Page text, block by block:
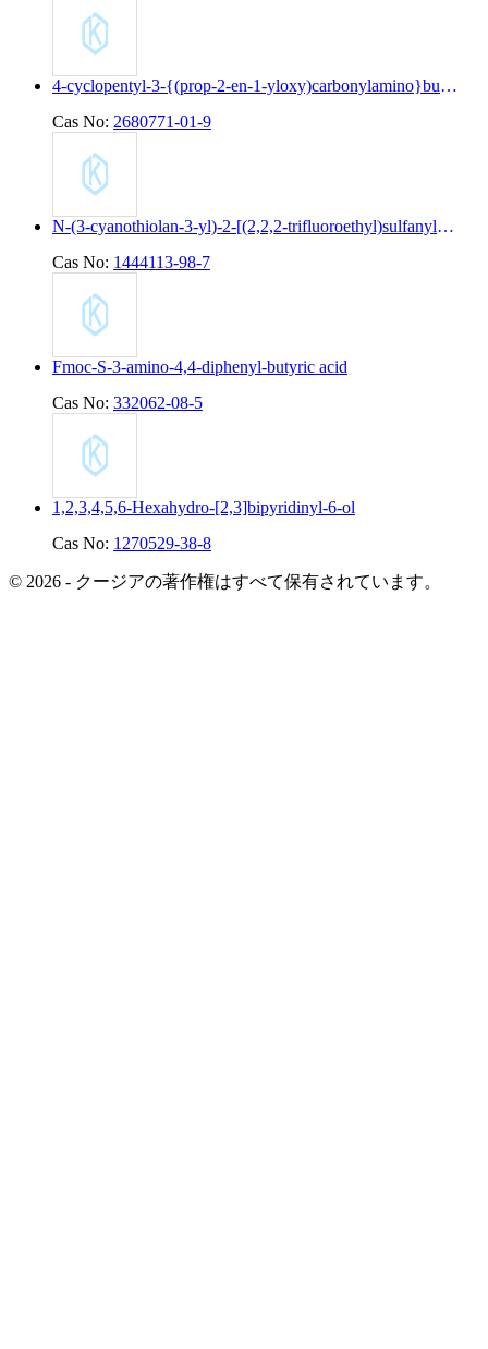
4-cyclopentyl-3-{(prop-2-en-1-yloxy)carbonylamino}butanoic acid
Cas No: 2680771-01-9
N-(3-cyanothiolan-3-yl)-2-[(2,2,2-trifluoroethyl)sulfanyl]pyridine-4-carboxamide
Cas No: 1444113-98-7
Fmoc-S-3-amino-4,4-diphenyl-butyric acid
Cas No: 332062-08-5
1,2,3,4,5,6-Hexahydro-[2,3]bipyridinyl-6-ol
Cas No: 1270529-38-8
© 2026 - クージアの著作権はすべて保有されています。